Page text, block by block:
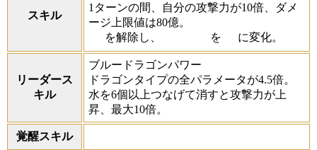
スキル
1ターンの間、自分の攻撃力が10倍、ダメ
ージ上限値は80億。
を解除し、
を に変化。
リーダース
キル
ブルードラゴンパワー
ドラゴンタイプの全パラメータが4.5倍。
水を6個以上つなげて消すと攻撃力が上
昇、最大10倍。
覚醒スキル